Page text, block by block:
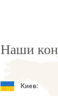
Наши
Киев: